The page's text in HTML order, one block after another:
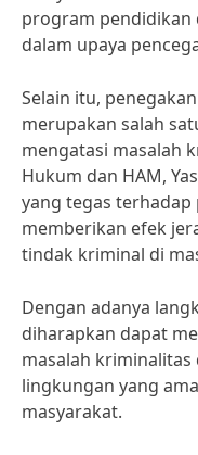
program pendidikan
dalam upaya
Selain itu,
merupakan salah
mengatasi masalah
Hukum dan HAM,
yang tegas
memberikan efek
tindak kriminal di
Dengan adanya
diharapkan dapat
masalah
lingkungan yang
masyarakat.